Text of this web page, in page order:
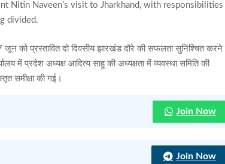
Nitin Naveen’s visit to Jharkhand, with responsibilities
divided.
जून को प्रस्तावित दो दिवसीय झारखंड दौरे की सफलता सुनिश्चित
में प्रदेश अध्यक्ष आदित्य साहू की अध्यक्षता में व्यवस्था समिति की
समीक्षा की गई।
Join Now
Join Now